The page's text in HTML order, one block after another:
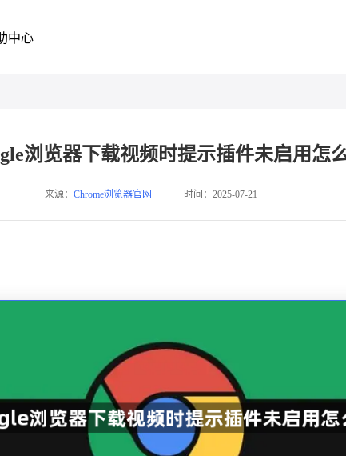
中心
浏览器下载视频时提示插件未启用怎
来源： Chrome浏览器官网 时间：2025-07-21